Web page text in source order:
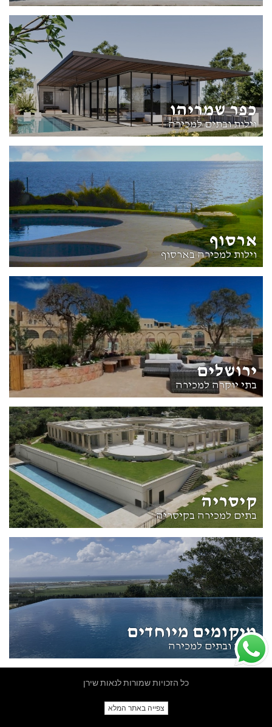
כפר שמריהו
וילות ובתים למכירה
ארסוף
וילות למכירה בארסוף
ירושלים
בתי יוקרה למכירה
קיסריה
בתים למכירה בקיסריה
מיקומים מיוחדים
וילות ובתים למכירה
כל הזכויות שמורות לנאות שירן
צפייה באתר המלא